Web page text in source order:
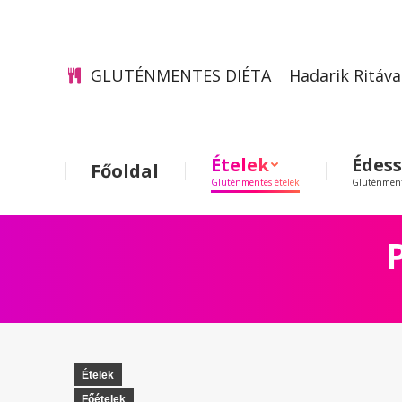
GLUTÉNMENTES DIÉTA Hadarik
Főoldal Ételek
Gluténmentes ételek
Ételek
Főételek